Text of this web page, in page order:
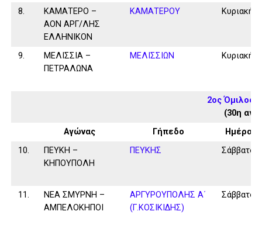
8.
ΚΑΜΑΤΕΡΟ –
ΑΟΝ ΑΡΓ/ΛΗΣ
ΕΛΛΗΝΙΚΟΝ
ΚΑΜΑΤΕΡΟΥ Κυριακή
9.
ΜΕΛΙΣΣΙΑ –
ΠΕΤΡΑΛΩΝΑ
ΜΕΛΙΣΣΙΩΝ Κυριακή
2ος Όμιλος
(30η
Αγώνας
Γήπεδο
Ημέρα
10.
ΠΕΥΚΗ –
ΚΗΠΟΥΠΟΛΗ
ΠΕΥΚΗΣ Σάββατο
11.
ΝΕΑ ΣΜΥΡΝΗ –
ΑΜΠΕΛΟΚΗΠΟΙ
ΑΡΓΥΡΟΥΠΟΛΗΣ Α΄
(Γ.ΚΟΣΙΚΙΔΗΣ)
Σάββατο